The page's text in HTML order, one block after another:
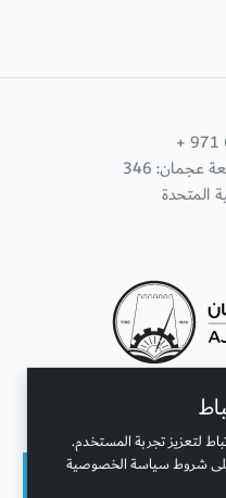
لتعزيز تجربة المستخدم.
على شروط سياسة الخصوصية
+ 971
عجمان: 346
المتحدة